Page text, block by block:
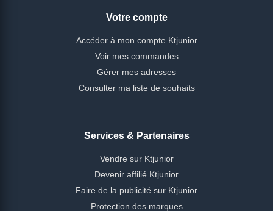
Votre compte
Accéder à mon compte Ktjunior
Voir mes commandes
Gérer mes adresses
Consulter ma liste de souhaits
Services & Partenaires
Vendre sur Ktjunior
Devenir affilié Ktjunior
Faire de la publicité sur Ktjunior
Protection des marques